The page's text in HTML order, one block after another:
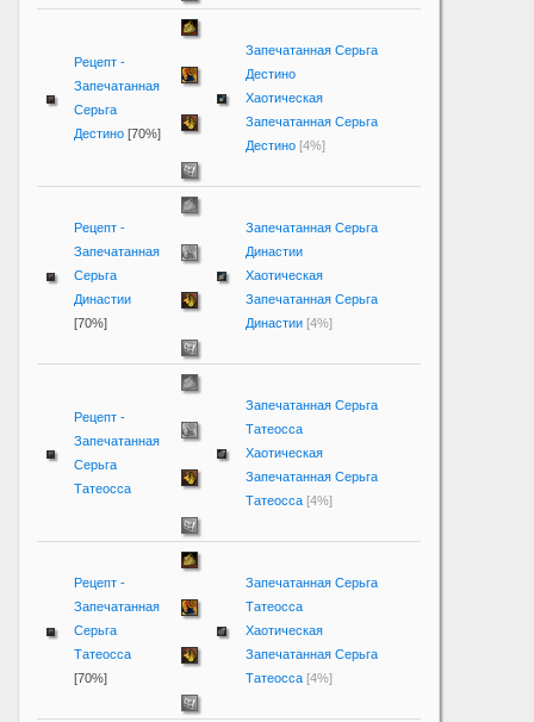
Рецепт -
Запечатанная
Серьга
Дестино [70%]
Запечатанная Серьга
Дестино
Хаотическая
Запечатанная Серьга
Дестино [4%]
Рецепт -
Запечатанная
Серьга
Династии
[70%]
Запечатанная Серьга
Династии
Хаотическая
Запечатанная Серьга
Династии [4%]
Рецепт -
Запечатанная
Серьга
Татеосса
Запечатанная Серьга
Татеосса
Хаотическая
Запечатанная Серьга
Татеосса [4%]
Рецепт -
Запечатанная
Серьга
Татеосса
[70%]
Запечатанная Серьга
Татеосса
Хаотическая
Запечатанная Серьга
Татеосса [4%]